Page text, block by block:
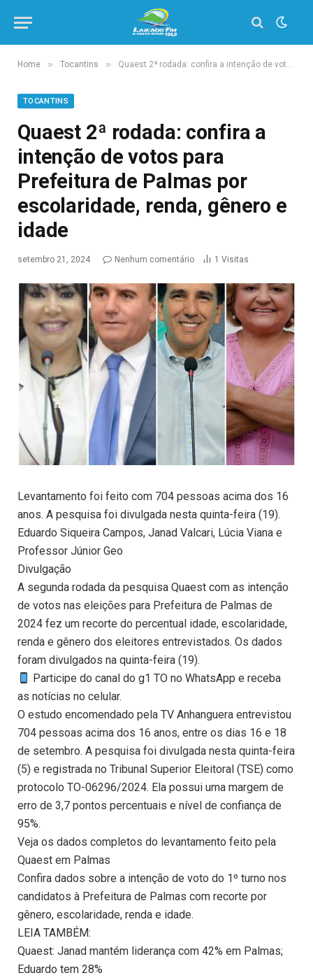
Home » Tocantins » Quaest 2ª rodada: confira a intenção de votos para Prefeitura de Palmas por escolaridade, renda, gênero e idade
TOCANTINS
Quaest 2ª rodada: confira a
intenção de votos para
Prefeitura de Palmas por
escolaridade, renda, gênero e
idade
setembro 21, 2024 Nenhum comentário 1 Visitas
Levantamento foi feito com 704 pessoas acima dos 16
anos. A pesquisa foi divulgada nesta quinta-feira (19).
Eduardo Siqueira Campos, Janad Valcari, Lúcia Viana e
Professor Júnior Geo
Divulgação
A segunda rodada da pesquisa Quaest com as intenção
de votos nas eleições para Prefeitura de Palmas de
2024 fez um recorte do percentual idade, escolaridade,
renda e gênero dos eleitores entrevistados. Os dados
foram divulgados na quinta-feira (19).
Participe do canal do g1 TO no WhatsApp e receba
as notícias no celular.
O estudo encomendado pela TV Anhanguera entrevistou
704 pessoas acima dos 16 anos, entre os dias 16 e 18
de setembro. A pesquisa foi divulgada nesta quinta-feira
(5) e registrada no Tribunal Superior Eleitoral (TSE) como
protocolo TO-06296/2024. Ela possui uma margem de
erro de 3,7 pontos percentuais e nível de confiança de
95%.
Veja os dados completos do levantamento feito pela
Quaest em Palmas
Confira dados sobre a intenção de voto do 1º turno nos
candidatos à Prefeitura de Palmas com recorte por
gênero, escolaridade, renda e idade.
LEIA TAMBÉM:
Quaest: Janad mantém liderança com 42% em Palmas;
Eduardo tem 28%